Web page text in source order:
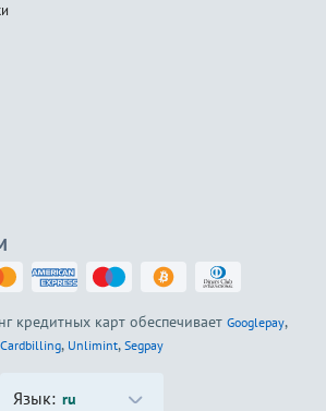
кредитных карт обеспечивает Googlepay,
Cardbilling, Unlimint, Segpay
Язык: ru